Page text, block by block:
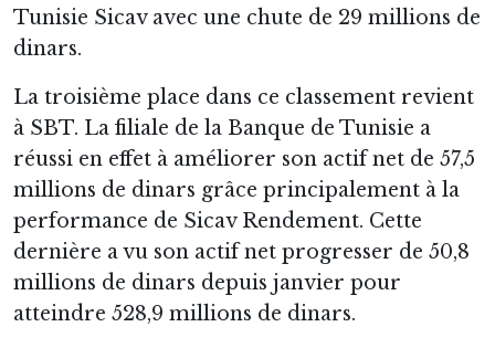
Tunisie Sicav avec une chute de 29 millions de
dinars.
La troisième place dans ce classement revient
à SBT. La filiale de la Banque de Tunisie a
réussi en effet à améliorer son actif net de 57,5
millions de dinars grâce principalement à la
performance de Sicav Rendement. Cette
dernière a vu son actif net progresser de 50,8
millions de dinars depuis janvier pour
atteindre 528,9 millions de dinars.